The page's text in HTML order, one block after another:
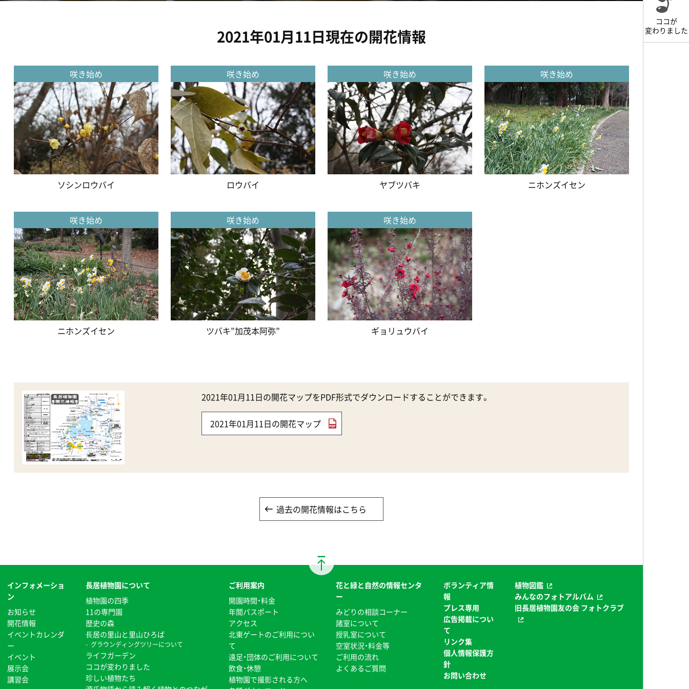
ココが
変わりました
2021年01月11日現在の開花情報
咲き始め
ソシンロウバイ
咲き始め
ロウバイ
咲き始め
ヤブツバキ
咲き始め
ニホンズイセン
咲き始め
ニホンズイセン
咲き始め
ツバキ”加茂本阿弥”
咲き始め
ギョリュウバイ
2021年01月11日の開花マップをPDF形式でダウンロードすることができます。
2021年01月11日の開花マップ
過去の開花情報はこちら
インフォメーショ
ン
お知らせ
開花情報
イベントカレンダ
ー
イベント
展示会
講習会
長居植物園について
植物園の四季
11の専門園
歴史の森
⻑居の里山と里山ひろば
グラウンディングツリーについて
ライフガーデン
ココが変わりました
珍しい植物たち
ご利用案内
開園時間・料金
年間パスポート
アクセス
北東ゲートのご利用につい
て
遠足・団体のご利用について
飲食・休憩
植物園で撮影される方へ
花と緑と自然の情報センタ
ー
みどりの相談コーナー
諸室について
授乳室について
空室状況・料金等
ご利用の流れ
よくあるご質問
ボランティア情
報
プレス専用
広告掲載につい
て
リンク集
個人情報保護方
針
お問い合わせ
植物図鑑
みんなのフォトアルバム
旧長居植物園友の会 フォトクラブ